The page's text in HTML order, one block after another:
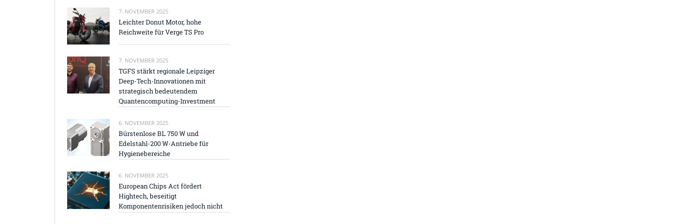
7. NOVEMBER 2025
Leichter Donut Motor, hohe
Reichweite für Verge TS Pro
7. NOVEMBER 2025
TGFS stärkt regionale Leipziger
Deep-Tech-Innovationen mit
strategisch bedeutendem
Quantencomputing-Investment
6. NOVEMBER 2025
Bürstenlose BL 750 W und
Edelstahl-200 W-Antriebe für
Hygienebereiche
6. NOVEMBER 2025
European Chips Act fördert
Hightech, beseitigt
Komponentenrisiken jedoch nicht